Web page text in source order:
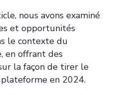
nous avons examiné
et opportunités
le contexte du
en offrant des
la façon de tirer le
en 2024.